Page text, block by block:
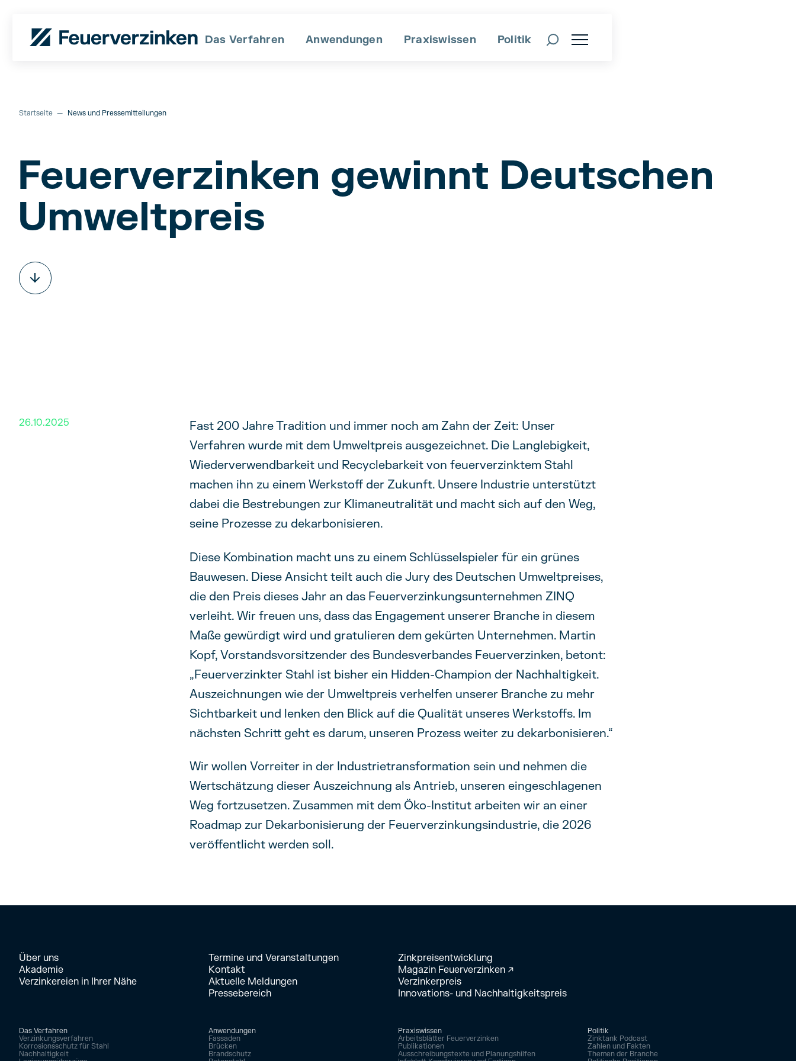
Das Verfahren Anwendungen Praxiswissen Po litik
Startseite — News und Pressemitteilungen
Feuerverzinken gewinnt Deutschen
Umweltpreis
26.10.2025
Fast 200 Jahre Tradition und immer noch am Zahn der Zeit: Unser
Verfahren wurde mit dem Umweltpreis ausgezeichnet. Die Langlebigkeit,
Wiederverwendbarkeit und Recyclebarkeit von feuerverzinktem Stahl
machen ihn zu einem Werkstoff der Zukunft. Unsere Industrie unterstützt
dabei die Bestrebungen zur Klimaneutralität und macht sich auf den Weg,
seine Prozesse zu dekarbonisieren.
Diese Kombination macht uns zu einem Schlüsselspieler für ein grünes
Bauwesen. Diese Ansicht teilt auch die Jury des Deutschen Umweltpreises,
die den Preis dieses Jahr an das Feuerverzinkungsunternehmen ZINQ
verleiht. Wir freuen uns, dass das Engagement unserer Branche in diesem
Maße gewürdigt wird und gratulieren dem gekürten Unternehmen. Martin
Kopf, Vorstandsvorsitzender des Bundesverbandes Feuerverzinken, betont:
„Feuerverzinkter Stahl ist bisher ein Hidden-Champion der Nachhaltigkeit.
Auszeichnungen wie der Umweltpreis verhelfen unserer Branche zu mehr
Sichtbarkeit und lenken den Blick auf die Qualität unseres Werkstoffs. Im
nächsten Schritt geht es darum, unseren Prozess weiter zu dekarbonisieren.“
Wir wollen Vorreiter in der Industrietransformation sein und nehmen die
Wertschätzung dieser Auszeichnung als Antrieb, unseren eingeschlagenen
Weg fortzusetzen. Zusammen mit dem Öko-Institut arbeiten wir an einer
Roadmap zur Dekarbonisierung der Feuerverzinkungsindustrie, die 2026
veröffentlicht werden soll.
Über uns
Akademie
Verzinkereien in Ihrer Nähe
Termine und Veranstaltungen
Kontakt
Aktuelle Meldungen
Pressebereich
Zinkpreisentwicklung
Magazin Feuerverzinken ↗
Verzinkerpreis
Innovations- und Nachhaltigkeitspreis
Das Verfahren
Verzinkungsverfahren
Korrosionsschutz für Stahl
Nachhaltigkeit
Anwendungen
Fassaden
Brücken
Brandschutz
Praxiswissen
Arbeitsblätter Feuerverzinken
Publikationen
Ausschreibungstexte und Planungshilfen
Politik
Zinktank Podcast
Zahlen und Fakten
Themen der Branche